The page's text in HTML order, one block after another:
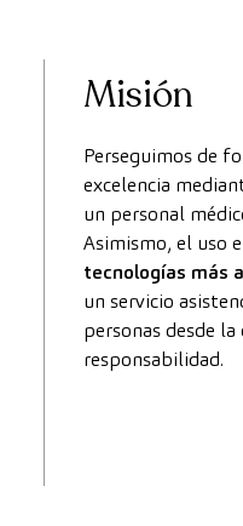
Misión
Perseguimos de
excelencia
un personal
Asimismo, el uso
tecnologías más
un servicio
personas desde
responsabilidad.